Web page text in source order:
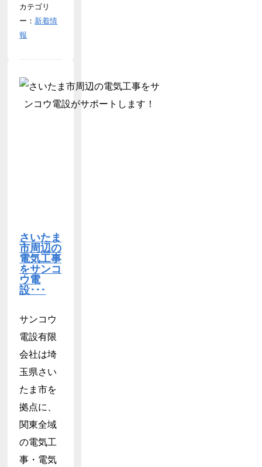
カテゴリ
ー： 新着情
報
さいたま
市周辺の
電気工事
をサンコ
ウ電
設･･･
サンコウ
電設有限
会社は埼
玉県さい
たま市を
拠点に、
関東全域
の電気工
事・電気